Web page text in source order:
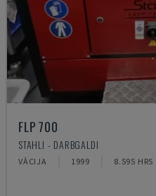
FLP 700
STAHLI - DARBGALDI
VĀCIJA 1999 8.595 HRS